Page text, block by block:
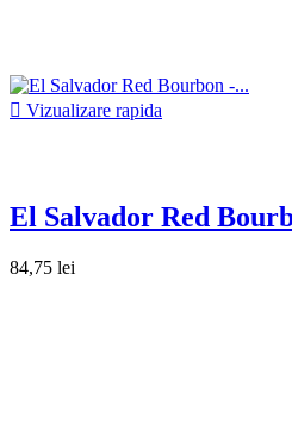
 Vizualizare rapida
El Salvador Red
84,75 lei